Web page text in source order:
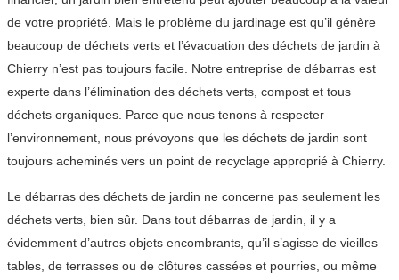
de votre propriété. Mais le problème du jardinage est qu’il génère
beaucoup de déchets verts et l’évacuation des déchets de jardin à
Chierry n’est pas toujours facile. Notre entreprise de débarras est
experte dans l’élimination des déchets verts, compost et tous
déchets organiques. Parce que nous tenons à respecter
l’environnement, nous prévoyons que les déchets de jardin sont
toujours acheminés vers un point de recyclage approprié à Chierry.
Le débarras des déchets de jardin ne concerne pas seulement les
déchets verts, bien sûr. Dans tout débarras de jardin, il y a
évidemment d’autres objets encombrants, qu’il s’agisse de vieilles
tables, de terrasses ou de clôtures cassées et pourries, ou même